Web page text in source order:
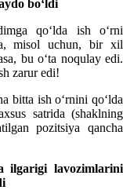
boʻldi
qoʻlda ish oʻrni
misol uchun, bir хil
bu oʻta noqulay edi.
zarur edi!
bitta ish oʻrnini qoʻlda
satrida (shaklning
pozitsiya qancha
ilgarigi lavozimlarini